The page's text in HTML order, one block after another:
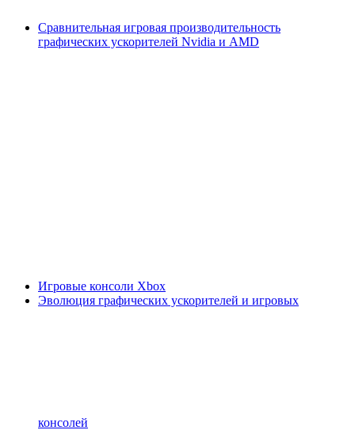
Сравнительная игровая производительность
графических ускорителей Nvidia и AMD
Игровые консоли Xbox
Эволюция графических ускорителей и игровых
консолей